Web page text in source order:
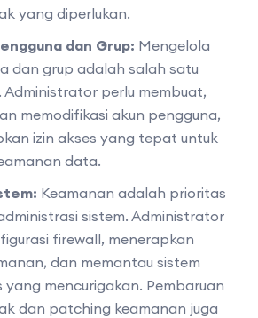
yang diperlukan.
dan Grup: Mengelola
dan grup adalah salah satu
perlu membuat,
memodifikasi akun pengguna,
izin akses yang tepat untuk
data.
Keamanan adalah prioritas
sistem. Administrator
firewall, menerapkan
dan memantau sistem
mencurigakan. Pembaruan
dan patching keamanan juga